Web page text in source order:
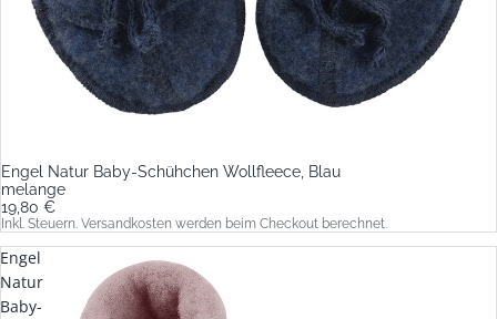
Engel Natur Baby-Schühchen Wollfleece, Blau
melange
19,80 €
Inkl. Steuern. Versandkosten werden beim Checkout berechnet.
Engel
Natur
Baby-